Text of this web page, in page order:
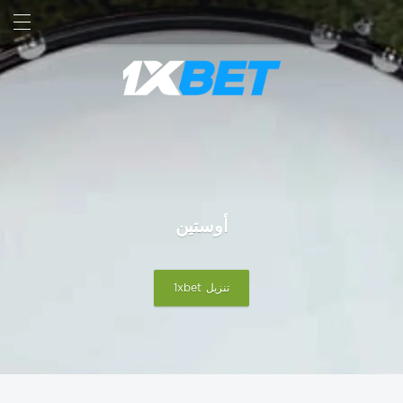
بحث
أوستين
تنزيل 1xbet